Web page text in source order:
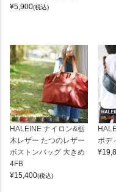
¥5,900(税込)
HALEINE ナイロン&栃
木レザー たつのレザー
ボストンバッグ 大きめ
4FB
¥15,400(税込)
ボデ
¥